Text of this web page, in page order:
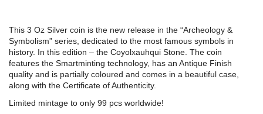
This 3 Oz Silver coin is the new release in the “Archeology &
Symbolism” series, dedicated to the most famous symbols in
history. In this edition – the Coyolxauhqui Stone. The coin
features the Smartminting technology, has an Antique Finish
quality and is partially coloured and comes in a beautiful case,
along with the Certificate of Authenticity.
Limited mintage to only 99 pcs worldwide!